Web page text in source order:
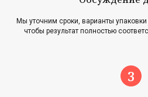
Мы уточним сроки, варианты
чтобы результат полностью